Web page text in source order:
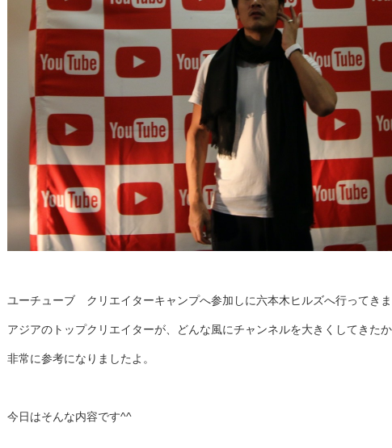
ユーチューブ クリエイターキャンプへ参加しに六本木ヒルズへ行ってきま
アジアのトップクリエイターが、どんな風にチャンネルを大きくしてきたか
非常に参考になりましたよ。
今日はそんな内容です^^